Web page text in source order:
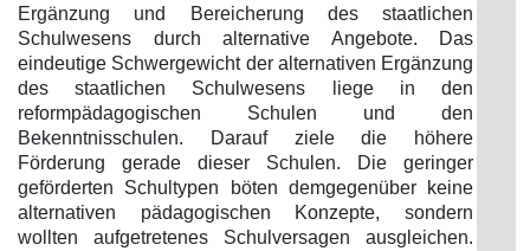
Ergänzung und Bereicherung des staatlichen
Schulwesens durch alternative Angebote. Das
eindeutige Schwergewicht der alternativen Ergänzung
des staatlichen Schulwesens liege in den
reformpädagogischen Schulen und den
Bekenntnisschulen. Darauf ziele die höhere
Förderung gerade dieser Schulen. Die geringer
geförderten Schultypen böten demgegenüber keine
alternativen pädagogischen Konzepte, sondern
wollten aufgetretenes Schulversagen ausgleichen.